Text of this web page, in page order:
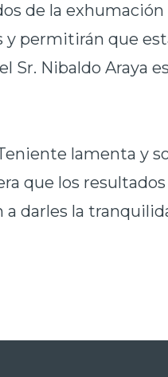
de la
y permitirán que
Sr. Nibaldo Araya
lamenta y
que los
darles la